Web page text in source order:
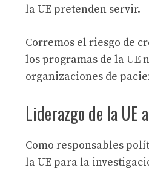
la UE pretenden servir.
Corremos el riesgo de
los programas de la UE
organizaciones de
Liderazgo de la UE
Como responsables
la UE para la